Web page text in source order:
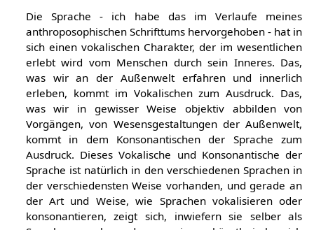
Die Sprache - ich habe das im Verlaufe meines
anthroposophischen Schrifttums hervorgehoben - hat in
sich einen vokalischen Charakter, der im wesentlichen
erlebt wird vom Menschen durch sein Inneres. Das,
was wir an der Außenwelt erfahren und innerlich
erleben, kommt im Vokalischen zum Ausdruck. Das,
was wir in gewisser Weise objektiv abbilden von
Vorgängen, von Wesensgestaltungen der Außenwelt,
kommt in dem Konsonantischen der Sprache zum
Ausdruck. Dieses Vokalische und Konsonantische der
Sprache ist natürlich in den verschiedenen Sprachen in
der verschiedensten Weise vorhanden, und gerade an
der Art und Weise, wie Sprachen vokalisieren oder